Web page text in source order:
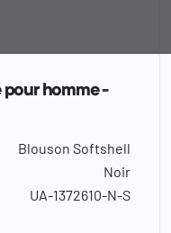
homme -
Blouson Softshell
Noir
UA-1372610-N-S